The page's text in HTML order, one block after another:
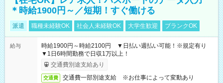
＊時給1900円～／短期！すぐ働ける
派遣 職種未経験OK 社会人未経験OK 大学生歓迎 ブランクOK
給与
時給1900円～時給2100円 ▼日払い週払い可能！※規定有り
▼1日6時間勤務で日収1万以上！
交通費別途支給あり
交通費 交通費一部別途支給 ※お仕事によって変動あり